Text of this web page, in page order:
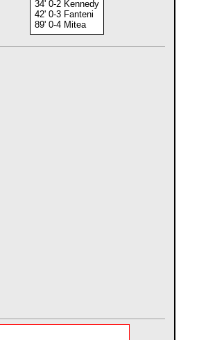
34' 0-2 Kennedy
42' 0-3 Fanteni
89' 0-4 Mitea